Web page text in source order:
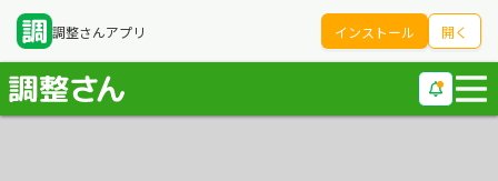
調整さんアプリ インストール 開く